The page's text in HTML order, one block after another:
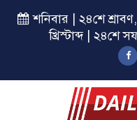
শনিবার | ২৪শে
খ্রিস্টাব্দ | ২৪শে